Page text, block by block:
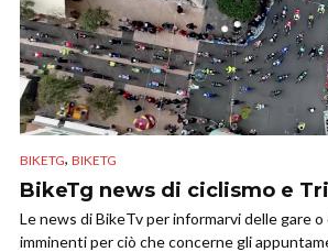
BIKETG, BIKETG
BikeTg news di ciclismo e
Le news di BikeTv per informarvi delle gare
imminenti per ciò che concerne gli